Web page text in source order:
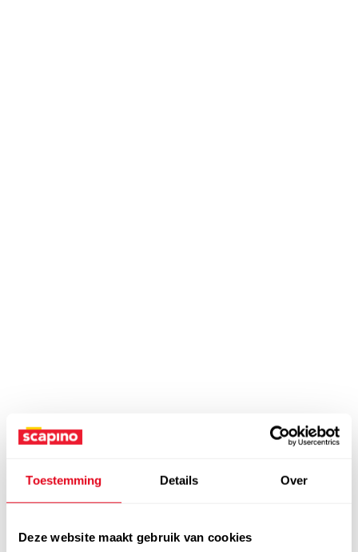
Toestemming Details Over
Deze website maakt gebruik van cookies